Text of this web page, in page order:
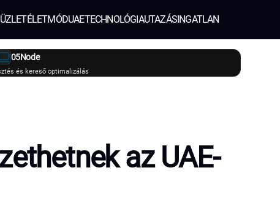
ÜZLETÉLETMÓDUAETECHNOLÓGIAUTAZÁSINGATLAN
05Node
és kereső optimalizálás
az UAE-